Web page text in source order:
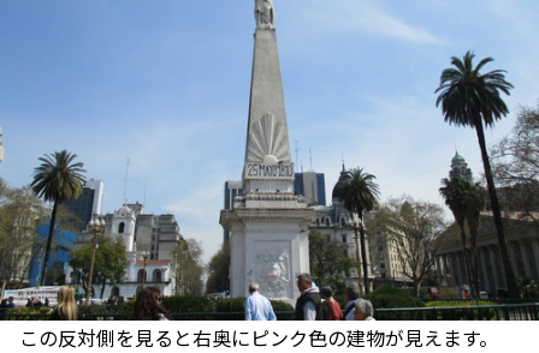
この反対側を見ると右奥にピンク色の建物が見えます。